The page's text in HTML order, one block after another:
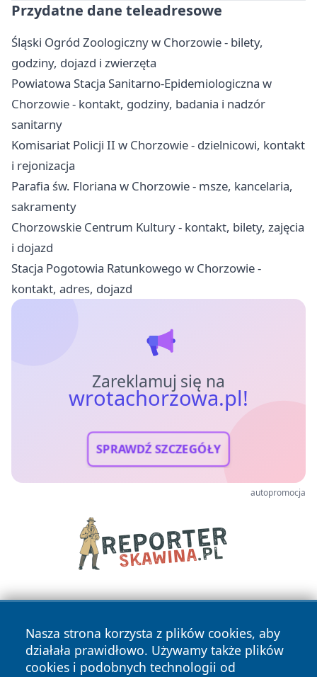
Przydatne dane teleadresowe
Śląski Ogród Zoologiczny w Chorzowie - bilety,
godziny, dojazd i zwierzęta
Powiatowa Stacja Sanitarno-Epidemiologiczna w
Chorzowie - kontakt, godziny, badania i nadzór
sanitarny
Komisariat Policji II w Chorzowie - dzielnicowi, kontakt
i rejonizacja
Parafia św. Floriana w Chorzowie - msze, kancelaria,
sakramenty
Chorzowskie Centrum Kultury - kontakt, bilety, zajęcia
i dojazd
Stacja Pogotowia Ratunkowego w Chorzowie -
kontakt, adres, dojazd
Zareklamuj się na
wrotachorzowa.pl!
SPRAWDŹ SZCZEGÓŁY
autopromocja
Nasza strona korzysta z plików cookies, aby
działała prawidłowo. Używamy także plików
cookies i podobnych technologii od